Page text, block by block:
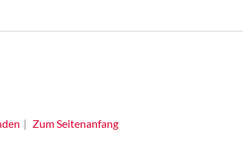
Zum Seitenanfang